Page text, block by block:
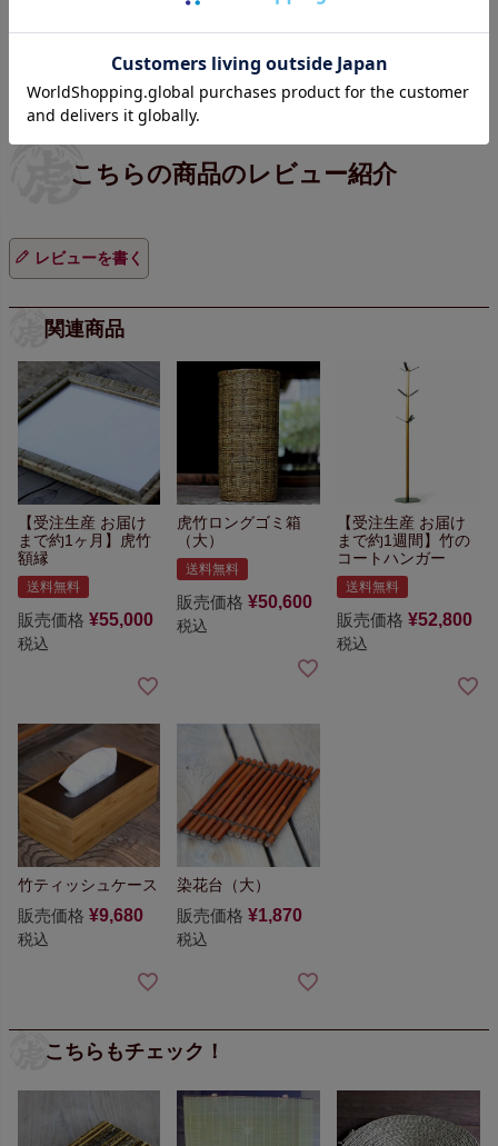
竹表札 | 虎斑竹専門店 竹虎
レビューを書く
関連商品
【受注生産 お届け
まで約1ヶ月】 虎竹
額縁
送料無料
販売価格 ¥55,000
税込
虎竹ロングゴミ箱
（大）
送料無料
販売価格 ¥50,600
税込
【受注生産 お届け
まで約1週間】竹の
コートハンガー
送料無料
販売価格 ¥52,800
税込
竹ティッシュケース
販売価格 ¥9,680
税込
染花台（大）
販売価格 ¥1,870
税込
こちらもチェック！